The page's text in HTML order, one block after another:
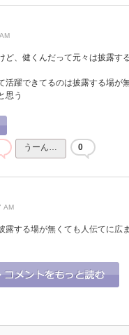
ど、健くんだって元々は披露す
活躍できてるのは披露する場が
思う
うーん… 0
AM
露する場が無くても人伝てに広
うーん… 0